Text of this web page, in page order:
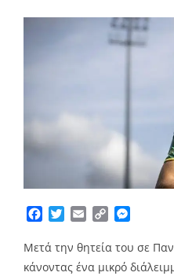
Facebook
TwitterEmailCopy
Μετά την θητεία του σε
κάνοντας ένα μικρό